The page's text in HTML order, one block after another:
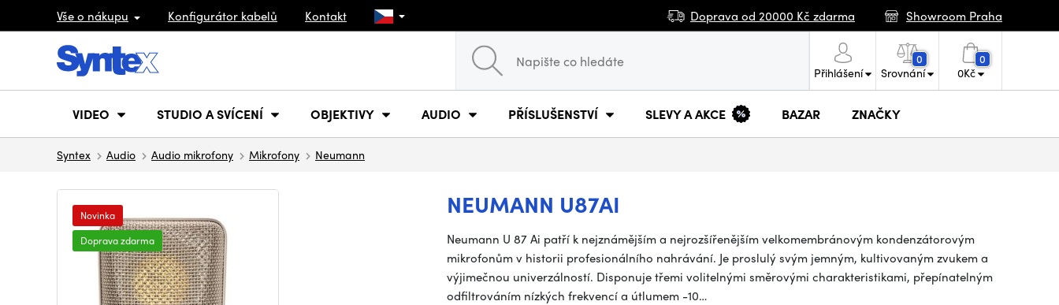
Vše o nákupu Konfigurátor kabelů Kontakt Doprava od 20000 Kč zdarma Showroom Praha
Přihlášení
0
Srovnání
0
0Kč
VIDEO STUDIO A SVÍCENÍ OBJEKTIVY AUDIO PŘÍSLUŠENSTVÍ SLEVY A AKCE BAZAR ZNAČKY
Syntex Audio Audio mikrofony Mikrofony Neumann
NEUMANN U87AI
Novinka
Doprava zdarma
Neumann U 87 Ai patří k nejznámějším a nejrozšířenějším velkomembránovým kondenzátorovým
mikrofonům v historii profesionálního nahrávání. Je proslulý svým jemným, kultivovaným zvukem a
výjimečnou univerzálností. Disponuje třemi volitelnými směrovými charakteristikami, přepínatelným
odfiltrováním nízkých frekvencí a útlumem -10…